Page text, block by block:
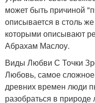
может быть причиной
описывается в столь
которыми описывают
Абрахам Маслоу.
Виды Любви С Точки
Любовь, самое
древних времен люди
разобраться в